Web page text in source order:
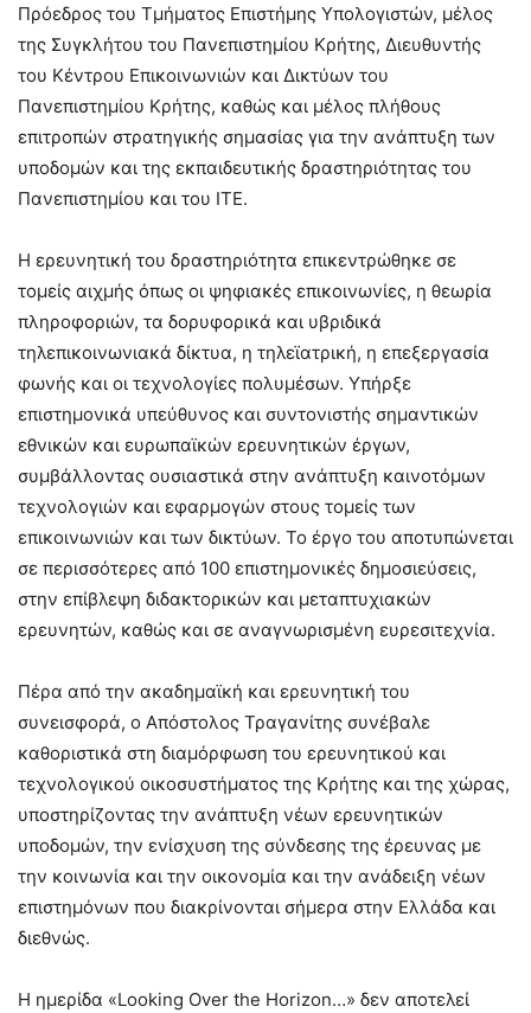
Πρόεδρος του Τμήματος Επιστήμης Υπολογιστών, μέλος
της Συγκλήτου του Πανεπιστημίου Κρήτης, Διευθυντής
του Κέντρου Επικοινωνιών και Δικτύων του
Πανεπιστημίου Κρήτης, καθώς και μέλος πλήθους
επιτροπών στρατηγικής σημασίας για την ανάπτυξη των
υποδομών και της εκπαιδευτικής δραστηριότητας του
Πανεπιστημίου και του ΙΤΕ.
Η ερευνητική του δραστηριότητα επικεντρώθηκε σε
τομείς αιχμής όπως οι ψηφιακές επικοινωνίες, η θεωρία
πληροφοριών, τα δορυφορικά και υβριδικά
τηλεπικοινωνιακά δίκτυα, η τηλεϊατρική, η επεξεργασία
φωνής και οι τεχνολογίες πολυμέσων. Υπήρξε
επιστημονικά υπεύθυνος και συντονιστής σημαντικών
εθνικών και ευρωπαϊκών ερευνητικών έργων,
συμβάλλοντας ουσιαστικά στην ανάπτυξη καινοτόμων
τεχνολογιών και εφαρμογών στους τομείς των
επικοινωνιών και των δικτύων. Το έργο του αποτυπώνεται
σε περισσότερες από 100 επιστημονικές δημοσιεύσεις,
στην επίβλεψη διδακτορικών και μεταπτυχιακών
ερευνητών, καθώς και σε αναγνωρισμένη ευρεσιτεχνία.
Πέρα από την ακαδημαϊκή και ερευνητική του
συνεισφορά, ο Απόστολος Τραγανίτης συνέβαλε
καθοριστικά στη διαμόρφωση του ερευνητικού και
τεχνολογικού οικοσυστήματος της Κρήτης και της χώρας,
υποστηρίζοντας την ανάπτυξη νέων ερευνητικών
υποδομών, την ενίσχυση της σύνδεσης της έρευνας με
την κοινωνία και την οικονομία και την ανάδειξη νέων
επιστημόνων που διακρίνονται σήμερα στην Ελλάδα και
διεθνώς.
Η ημερίδα «Looking Over the Horizon…» δεν αποτελεί